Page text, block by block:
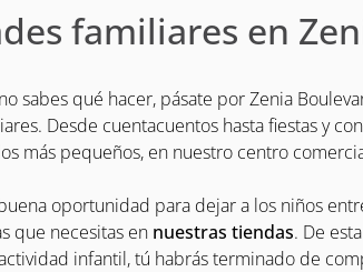
familiares en
sabes qué hacer, pásate por Zenia
Desde cuentacuentos hasta fiestas y
más pequeños, en nuestro centro
oportunidad para dejar a los niños
que necesitas en nuestras tiendas. De
infantil, tú habrás terminado de